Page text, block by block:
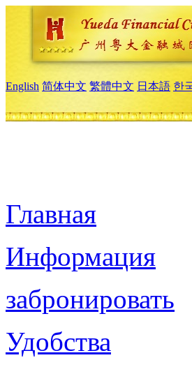
English 简体中文 繁體中文 日本語 한
Главная
Информация
забронировать
Удобства